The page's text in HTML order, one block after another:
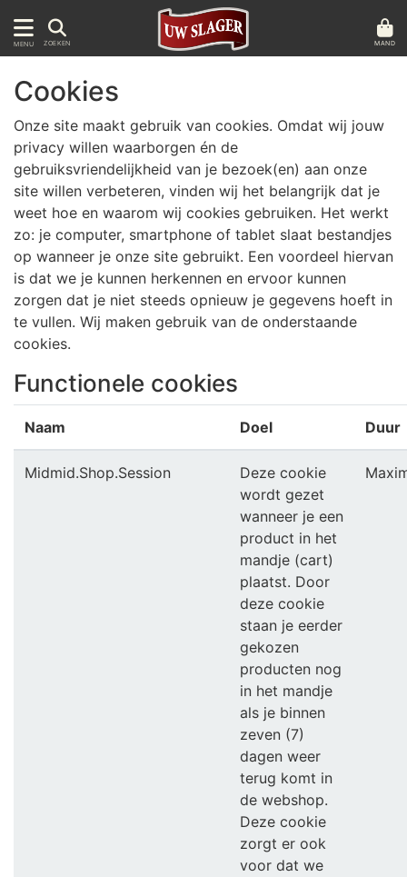
MENU ZOEKEN MAND
Cookies
Onze site maakt gebruik van cookies. Omdat wij jouw
privacy willen waarborgen én de
gebruiksvriendelijkheid van je bezoek(en) aan onze
site willen verbeteren, vinden wij het belangrijk dat je
weet hoe en waarom wij cookies gebruiken. Het werkt
zo: je computer, smartphone of tablet slaat bestandjes
op wanneer je onze site gebruikt. Een voordeel hiervan
is dat we je kunnen herkennen en ervoor kunnen
zorgen dat je niet steeds opnieuw je gegevens hoeft in
te vullen. Wij maken gebruik van de onderstaande
cookies.
Functionele cookies
Naam Doel Duur
Midmid.Shop.Session
Deze cookie
wordt gezet
wanneer je een
product in het
mandje (cart)
plaatst. Door
deze cookie
staan je eerder
gekozen
producten nog
in het mandje
als je binnen
zeven (7)
dagen weer
terug komt in
de webshop.
Deze cookie
zorgt er ook
voor dat we